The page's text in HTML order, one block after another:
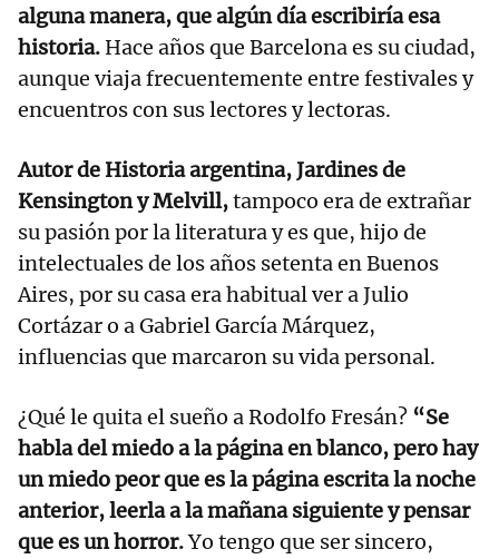
alguna manera, que algún día escribiría esa
historia. Hace años que Barcelona es su ciudad,
aunque viaja frecuentemente entre festivales y
encuentros con sus lectores y lectoras.
Autor de Historia argentina, Jardines de
Kensington y Melvill,tampoco era de extrañar
su pasión por la literatura y es que, hijo de
intelectuales de los años setenta en Buenos
Aires, por su casa era habitual ver a Julio
Cortázar o a Gabriel García Márquez,
influencias que marcaron su vida personal.
¿Qué le quita el sueño a Rodolfo Fresán? “Se
habla del miedo a la página en blanco, pero hay
un miedo peor que es la página escrita la noche
anterior, leerla a la mañana siguiente y pensar
que es un horror.Yo tengo que ser sincero,